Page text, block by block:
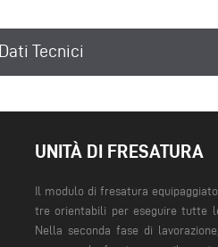
Dati Tecnici
UNITÀ DI FRESATURA
Il modulo di fresatura
tre orientabili per eseguire tutte
Nella seconda fase di